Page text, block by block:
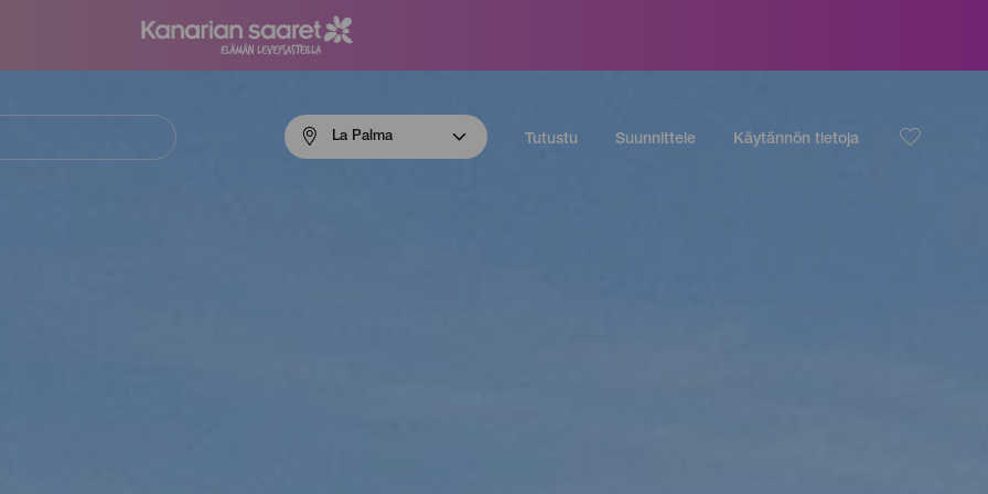
La Palma Tutustu Suunnittele Käytännön tietoja